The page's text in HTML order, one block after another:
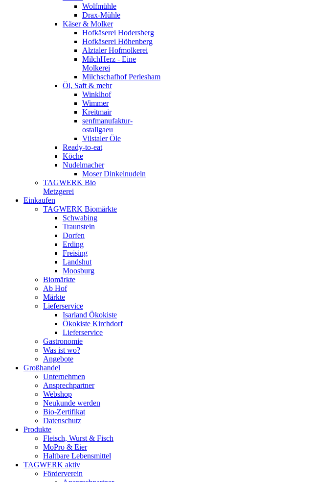
Wolfmühle
Drax-Mühle
Käser & Molker
Hofkäserei Hodersberg
Hofkäserei Höhenberg
Alztaler Hofmolkerei
MilchHerz - Eine
Molkerei
Milchschafhof Perlesham
Öl, Saft & mehr
Winklhof
Wimmer
Kreitmair
senfmanufaktur-
ostallgaeu
Vilstaler Öle
Ready-to-eat
Köche
Nudelmacher
Moser Dinkelnudeln
TAGWERK Bio
Metzgerei
Einkaufen
TAGWERK Biomärkte
Schwabing
Traunstein
Dorfen
Erding
Freising
Landshut
Moosburg
Biomärkte
Ab Hof
Märkte
Lieferservice
Isarland Ökokiste
Ökokiste Kirchdorf
Lieferservice
Gastronomie
Was ist wo?
Angebote
Großhandel
Unternehmen
Ansprechpartner
Webshop
Neukunde werden
Bio-Zertifikat
Datenschutz
Produkte
Fleisch, Wurst & Fisch
MoPro & Eier
Haltbare Lebensmittel
TAGWERK aktiv
Förderverein